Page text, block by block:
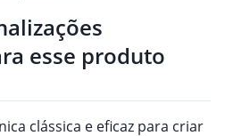
esse produto
clássica e eficaz para criar